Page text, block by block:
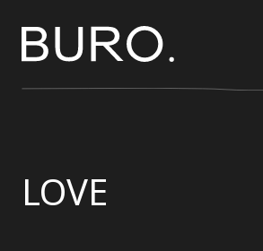
LOVE